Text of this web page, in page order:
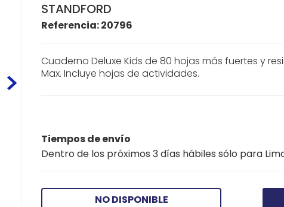
STANDFORD
Referencia:20796
Cuaderno Deluxe Kids de 80 hojas más fuertes y
Max. Incluye hojas de actividades.
Tiempos de envío
Dentro de los próximos 3 días hábiles sólo para
NO DISPONIBLE